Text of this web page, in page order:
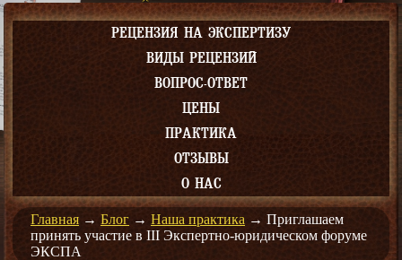
РЕЦЕНЗИЯ НА ЭКСПЕРТИЗУ
ВИДЫ РЕЦЕНЗИЙ
ВОПРОС-ОТВЕТ
ЦЕНЫ
ПРАКТИКА
ОТЗЫВЫ
О НАС
Главная → Блог → Наша практика → Приглашаем
принять участие в III Экспертно-юридическом форуме
ЭКСПА